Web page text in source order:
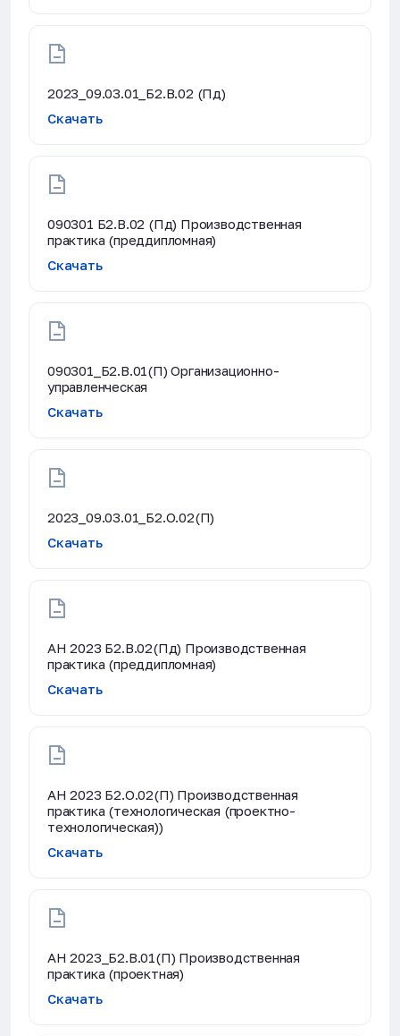
2023_09.03.01_Б2.В.02 (Пд)
Скачать
090301 Б2.В.02 (Пд) Производственная
практика (преддипломная)
Скачать
090301_Б2.В.01(П) Организационно-
управленческая
Скачать
2023_09.03.01_Б2.О.02(П)
Скачать
АН 2023 Б2.В.02(Пд) Производственная
практика (преддипломная)
Скачать
АН 2023 Б2.О.02(П) Производственная
практика (технологическая (проектно-
технологическая))
Скачать
АН 2023_Б2.В.01(П) Производственная
практика (проектная)
Скачать